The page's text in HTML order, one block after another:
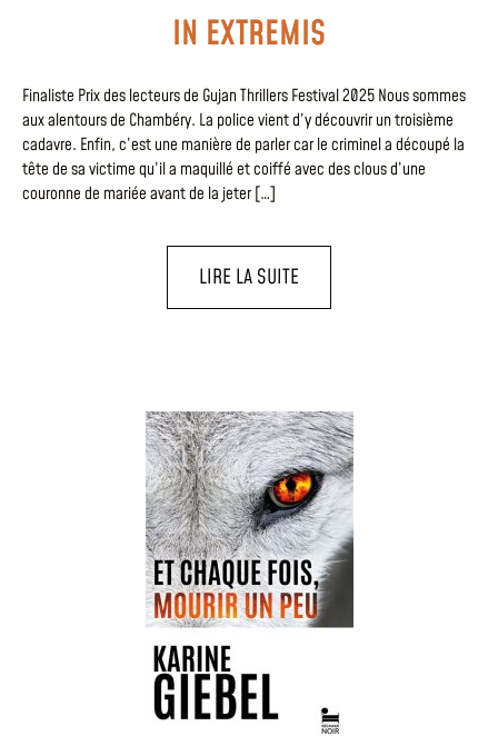
IN EXTREMIS
Finaliste Prix des lecteurs de Gujan Thrillers Festival 2025 Nous sommes
aux alentours de Chambéry. La police vient d’y découvrir un troisième
cadavre. Enfin, c’est une manière de parler car le criminel a découpé la
tête de sa victime qu’il a maquillé et coiffé avec des clous d’une
couronne de mariée avant de la jeter […]
LIRE LA SUITE